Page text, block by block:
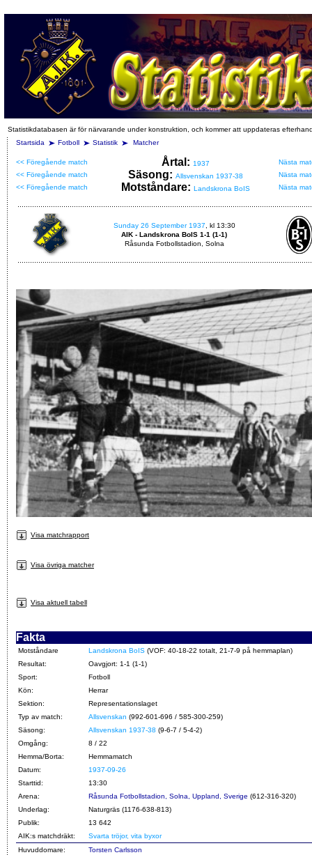
Statistikdatabasen är för närvarande under konstruktion, och kommer att uppdateras
Startsida
Fotboll Statistik Matcher
<< Föregående match Årtal: 1937
Nästa
<< Föregående match
Säsong: Allsvenskan 1937-38
Nästa
<< Föregående match
Motståndare: Landskrona BoIS Nästa
Sunday 26 September 1937 , kl 13:30
AIK - Landskrona BoIS 1-1 (1-1)
Råsunda Fotbollstadion, Solna
Visa matchrapport
Visa övriga matcher
Visa aktuell tabell
Fakta
Motståndare Landskrona BoIS (VOF: 40-18-22 totalt, 21-7-9 på hemmaplan)
Resultat:
Oavgjort: 1-1 (1-1)
Sport:
Fotboll
Kön:
Herrar
Sektion:
Representationslaget
Typ av match:
Allsvenskan (992-601-696 / 585-300-259)
Säsong:
Allsvenskan 1937-38 (9-6-7 / 5-4-2)
Omgång:
8 / 22
Hemma/Borta:
Hemmamatch
Datum:
1937-09-26
Starttid:
13:30
Arena:
Råsunda Fotbollstadion, Solna, Uppland, Sverige (612-316-320)
Underlag:
Naturgräs (1176-638-813)
Publik:
13 642
AIK:s matchdräkt:
Svarta tröjor, vita byxor
Huvuddomare:
Torsten Carlsson